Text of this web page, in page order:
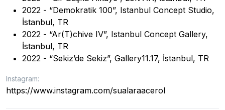
2022 - “Demokratik 100”, Istanbul Concept Studio,
İstanbul, TR
2022 - “Ar(T)chive IV”, Istanbul Concept Gallery,
İstanbul, TR
2022 - “Sekiz’de Sekiz”, Gallery11.17, İstanbul, TR
Instagram:
https://www.instagram.com/sualaraacerol